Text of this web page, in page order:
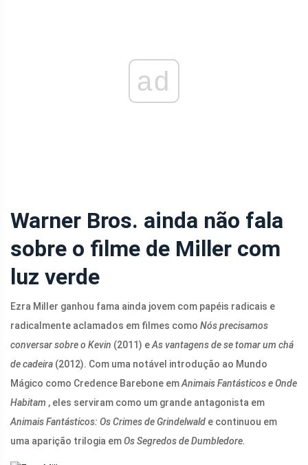
ad
Warner Bros. ainda não fala
sobre o filme de Miller com
luz verde
Ezra Miller ganhou fama ainda jovem com papéis radicais e
radicalmente aclamados em filmes como Nós precisamos
conversar sobre o Kevin (2011) eAs vantagens de se tomar um chá
de cadeira (2012). Com uma notável introdução ao Mundo
Mágico como Credence Barebone emAnimais Fantásticos e Onde
Habitam , eles serviram como um grande antagonista em
Animais Fantásticos: Os Crimes de Grindelwald e continuou em
uma aparição trilogia emOs Segredos de Dumbledore.